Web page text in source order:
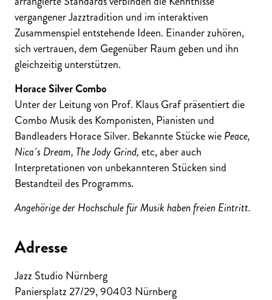
vergangener Jazztradition und im interaktiven
Zusammenspiel entstehende Ideen. Einander zuhören,
sich vertrauen, dem Gegenüber Raum geben und ihn
gleichzeitig unterstützen.
Horace Silver Combo
Unter der Leitung von Prof. Klaus Graf präsentiert die
Combo Musik des Komponisten, Pianisten und
Bandleaders Horace Silver. Bekannte Stücke wiePeace,
Nica´s Dream, The Jody Grind,etc, aber auch
Interpretationen von unbekannteren Stücken sind
Bestandteil des Programms.
Angehörige der Hochschule für Musik haben freien Eintritt.
Adresse
Jazz Studio Nürnberg
Paniersplatz 27/29,90403 Nürnberg